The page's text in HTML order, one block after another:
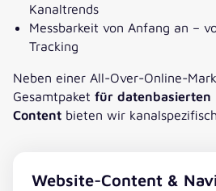
Kanaltrends
Messbarkeit von Anfang an –
Tracking
Neben einer All-Over-Online-
Gesamtpaket für datenbasierten
Content bieten wir
Website-Content &
Jetzt mit Copywriting starten